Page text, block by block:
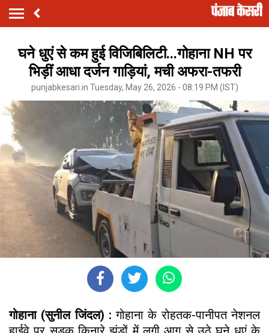
घने धुएं से कम हुई विजिबिलिटी...गोहाना NH पर
भिड़ीं आधा दर्जन गाड़ियां, मची अफरा-तफरी
punjabkesari.in Tuesday, May 26, 2026 - 08:19 PM (IST)
गोहाना (सुनील जिंदल) :गोहाना के रोहतक-पानीपत नेशनल